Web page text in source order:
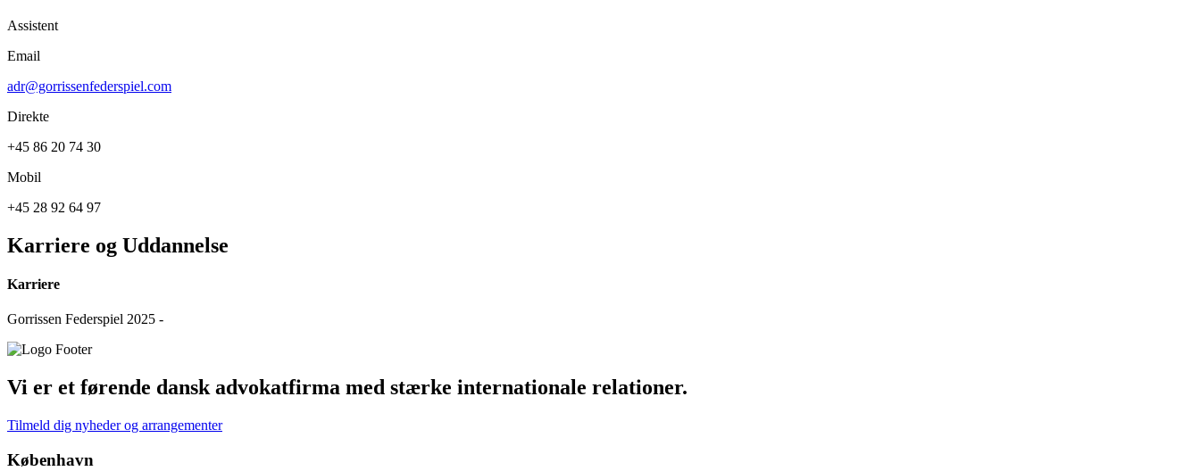
Assistent
Email
adr@gorrissenfederspiel.com
Direkte
+45 86 20 74 30
Mobil
+45 28 92 64 97
Karriere og Uddannelse
Karriere
Gorrissen Federspiel 2025 -
Vi er et førende dansk advokatfirma med stærke internationale relationer.
Tilmeld dig nyheder og arrangementer
København